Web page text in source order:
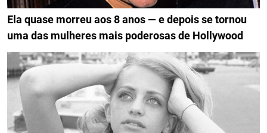
Ela quase morreu aos 8 anos — e depois se tornou
uma das mulheres mais poderosas de Hollywood